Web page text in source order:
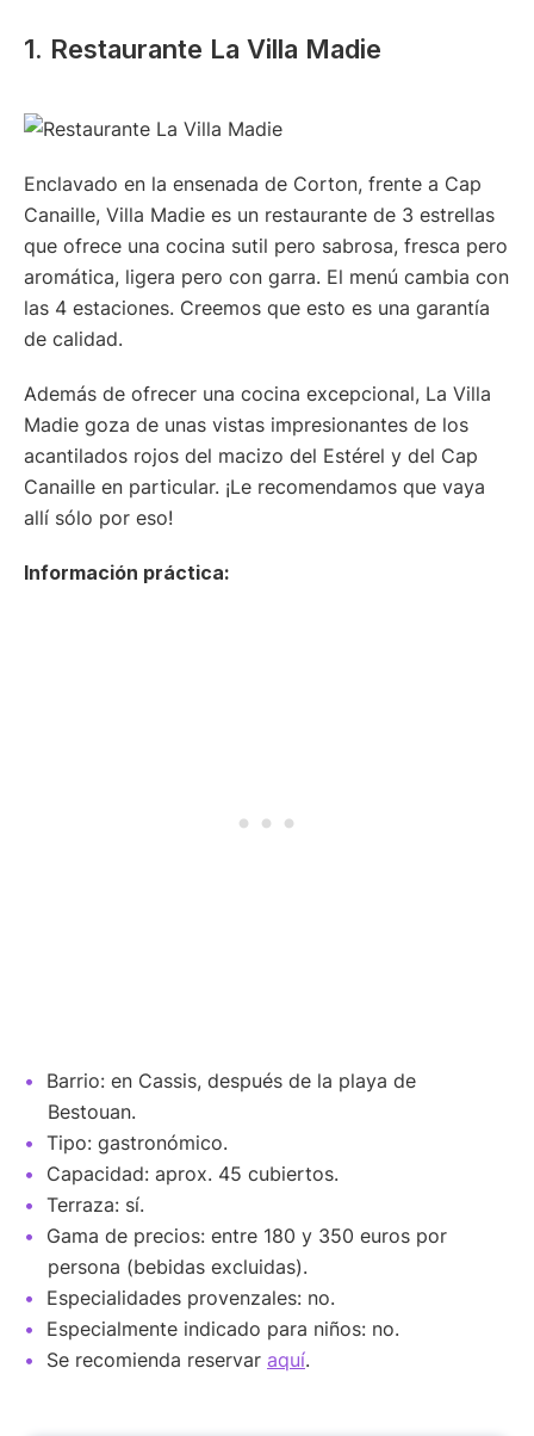
1. Restaurante La Villa Madie
Enclavado en la ensenada de Corton, frente a Cap
Canaille, Villa Madie es un restaurante de 3 estrellas
que ofrece una cocina sutil pero sabrosa, fresca pero
aromática, ligera pero con garra. El menú cambia con
las 4 estaciones. Creemos que esto es una garantía
de calidad.
Además de ofrecer una cocina excepcional, La Villa
Madie goza de unas vistas impresionantes de los
acantilados rojos del macizo del Estérel y del Cap
Canaille en particular. ¡Le recomendamos que vaya
allí sólo por eso!
Información práctica:
Barrio: en Cassis, después de la playa de
Bestouan.
Tipo: gastronómico.
Capacidad: aprox. 45 cubiertos.
Terraza: sí.
Gama de precios: entre 180 y 350 euros por
persona (bebidas excluidas).
Especialidades provenzales: no.
Especialmente indicado para niños: no.
Se recomienda reservar aquí.